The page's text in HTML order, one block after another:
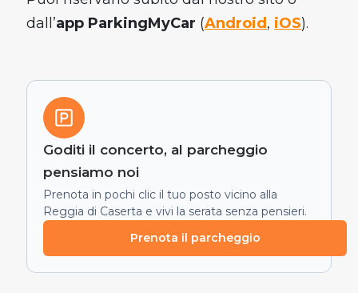
dall’app ParkingMyCar (Android , iOS).
Goditi il concerto, al parcheggio
pensiamo noi
Prenota in pochi clic il tuo posto vicino alla
Reggia di Caserta e vivi la serata senza pensieri.
Prenota il parcheggio